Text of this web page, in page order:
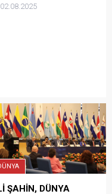
törenle
02.08.2025
ŞAHİN, DÜNYA